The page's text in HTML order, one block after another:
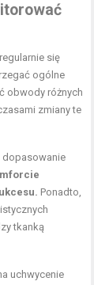
się
ogólne
obwody różnych
zmiany te
dopasowanie
Ponadto,
tkanką
uchwycenie